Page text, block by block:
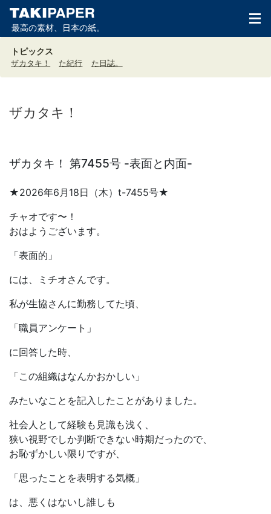
最高の素材、日本の紙。
トピックス
ザカタキ！ た紀行 た日誌。
ザカタキ！
ザカタキ！ 第7455号 -表面と内面-
★2026年6月18日（木）t-7455号★
チャオです〜！
おはようございます。
「表面的」
には、ミチオさんです。
私が生協さんに勤務してた頃、
「職員アンケート」
に回答した時、
「この組織はなんかおかしい」
みたいなことを記入したことがありました。
社会人として経験も見識も浅く、
狭い視野でしか判断できない時期だったので、
お恥ずかしい限りですが、
「思ったことを表明する気概」
は、悪くはないし誰しも